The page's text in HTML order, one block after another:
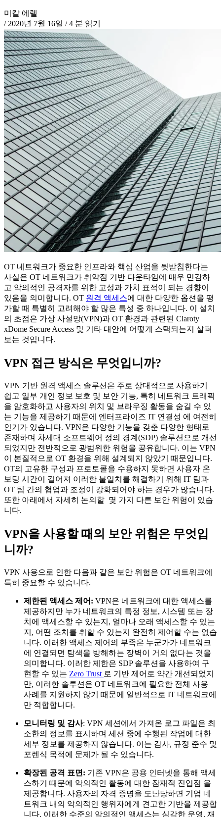
미칼 에렐
/ 2020년 7월 16일 /4 분 읽기
OT 네트워크가 중요한 인프라와 핵심 산업을 뒷받침한다는
사실은 OT 네트워크가 취약점 기반 다운타임에 매우 민감하
고 악의적인 공격자를 위한 고성과 가치 표적이 되는 경향이
있음을 의미합니다. OT 원격 액세스에 대한 다양한 옵션을 평
가할 때 특별히 고려해야 할 많은 특성 중 하나입니다. 이 설치
의 초점은 가상 사설망(VPN)과 OT 환경과 관련된 Claroty
xDome Secure Access 및 기타 대안에 어떻게 스택되는지 살펴
보는 것입니다.
VPN 접근 방식은 무엇입니까?
VPN 기반 원격 액세스 솔루션은 주로 상대적으로 사용하기
쉽고 일부 개인 정보 보호 및 보안 기능, 특히 네트워크 트래픽
을 암호화하고 사용자의 위치 및 브라우징 활동을 숨길 수 있
는 기능을 제공하기 때문에 엔터프라이즈 IT 연결성 에 여전히
인기가 있습니다. VPN은 다양한 기능을 갖춘 다양한 형태로
존재하며 차세대 소프트웨어 정의 경계(SDP) 솔루션으로 개선
되었지만 전반적으로 광범위한 위험을 공유합니다. 이는 VPN
이 본질적으로 OT 환경을 위해 설계되지 않았기 때문입니다.
OT의 고유한 구성과 프로토콜을 수용하지 못하면 사용자 온
보딩 시간이 길어져 이러한 불일치를 해결하기 위해 IT 팀과
OT 팀 간의 협업과 조정이 강화되어야 하는 경우가 많습니다.
또한 아래에서 자세히 논의할 몇 가지 다른 보안 위험이 있습
니다.
VPN을 사용할 때의 보안 위험은 무엇입
니까?
VPN 사용으로 인한 다음과 같은 보안 위험은 OT 네트워크에
특히 중요할 수 있습니다.
제한된 액세스 제어: VPN은 네트워크에 대한 액세스를
제공하지만 누가 네트워크의 특정 정보, 시스템 또는 장
치에 액세스할 수 있는지, 얼마나 오래 액세스할 수 있는
지, 어떤 조치를 취할 수 있는지 완전히 제어할 수는 없습
니다. 이러한 액세스 제어의 부족은 누군가가 네트워크
에 연결되면 탐색을 방해하는 장벽이 거의 없다는 것을
의미합니다. 이러한 제한은 SDP 솔루션을 사용하여 구
현할 수 있는 Zero Trust 로 기반 제어로 약간 개선되었지
만, 이러한 솔루션은 OT 네트워크에 필요한 전체 사용
사례를 지원하지 않기 때문에 일반적으로 IT 네트워크에
만 적합합니다.
모니터링 및 감사: VPN 세션에서 가져온 로그 파일은 최
소한의 정보를 표시하며 세션 중에 수행된 작업에 대한
세부 정보를 제공하지 않습니다. 이는 감사, 규정 준수 및
포렌식 목적에 문제가 될 수 있습니다.
확장된 공격 표면: 기존 VPN은 공용 인터넷을 통해 액세
스하기 때문에 악의적인 활동에 대한 잠재적 진입점 을
제공합니다. 사용자의 자격 증명을 도난당하면 기업 네
트워크 내의 악의적인 행위자에게 견고한 기반을 제공합
니다. 이러한 수준의 악의적인 액세스는 심각한 운영, 재